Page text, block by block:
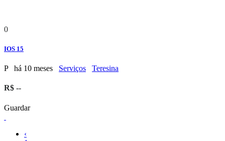
0
IOS 15
P há 10 meses Serviços Teresina
R$ --
Guardar
‹